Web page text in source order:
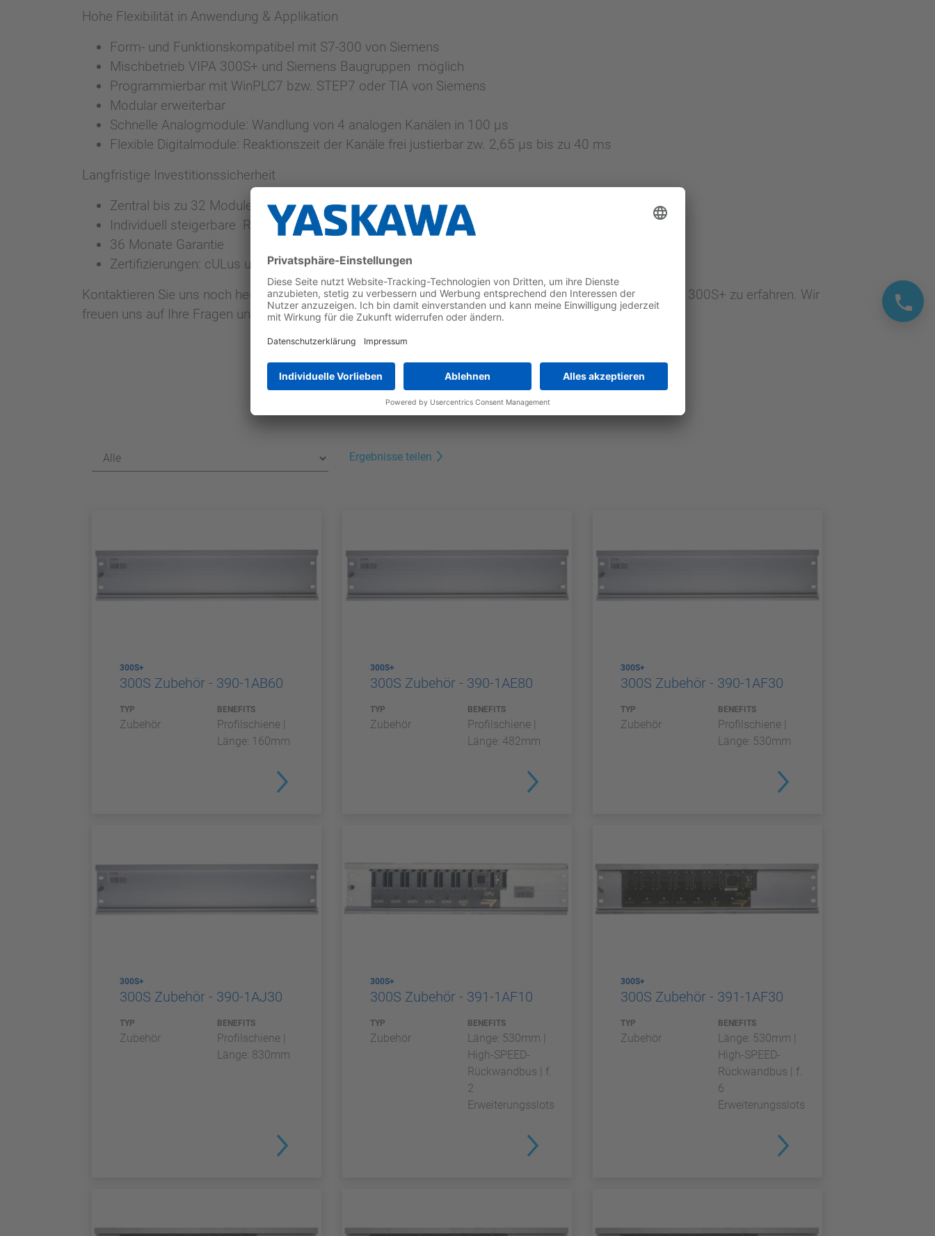
Hohe Flexibilität in Anwendung & Applikation
Form- und Funktionskompatibel mit S7-300 von Siemens
Mischbetrieb VIPA 300S+ und Siemens Baugruppen möglich
Programmierbar mit WinPLC7 bzw. STEP7 oder TIA von Siemens
Modular erweiterbar
Schnelle Analogmodule: Wandlung von 4 analogen Kanälen in 100 µs
Flexible Digitalmodule: Reaktionszeit der Kanäle frei justierbar zw. 2,65 µs bis zu 40 ms
Langfristige Investitionssicherheit
Zentral bis zu 32 Module einsetzbar - direkt an der CPU!
Individuell steigerbare Reserven in Leistung und Kapazität
36 Monate Garantie
Zertifizierungen: cULus und CE
Kontaktieren Sie uns noch heute unter300Splus@yaskawa.eu , um mehr über unsere Systemfamilie VIPA 300S+ zu erfahren. Wir
freuen uns auf Ihre Fragen und Herausforderungen.
Jetzt die Broschüre downloaden
Ergebnisse teilen
300S+
300S Zubehör - 390-1AB60
TYP
Zubehör
BENEFITS
Profilschiene |
Länge: 160mm
300S+
300S Zubehör - 390-1AE80
TYP
Zubehör
BENEFITS
Profilschiene |
Länge: 482mm
300S+
300S Zubehör - 390-1AF30
TYP
Zubehör
BENEFITS
Profilschiene |
Länge: 530mm
300S+
300S Zubehör - 390-1AJ30
TYP
Zubehör
BENEFITS
Profilschiene |
Länge: 830mm
300S+
300S Zubehör - 391-1AF10
TYP
Zubehör
BENEFITS
Länge: 530mm |
High-SPEED-
Rückwandbus | f.
2
Erweiterungsslots
300S+
300S Zubehör - 391-1AF30
TYP
Zubehör
BENEFITS
Länge: 530mm |
High-SPEED-
Rückwandbus | f.
6
Erweiterungsslots